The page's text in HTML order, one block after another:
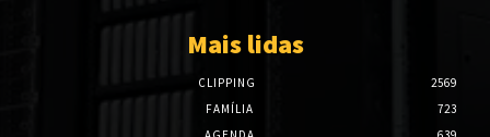
Mais lidas
CLIPPING
2569
FAMÍLIA
723